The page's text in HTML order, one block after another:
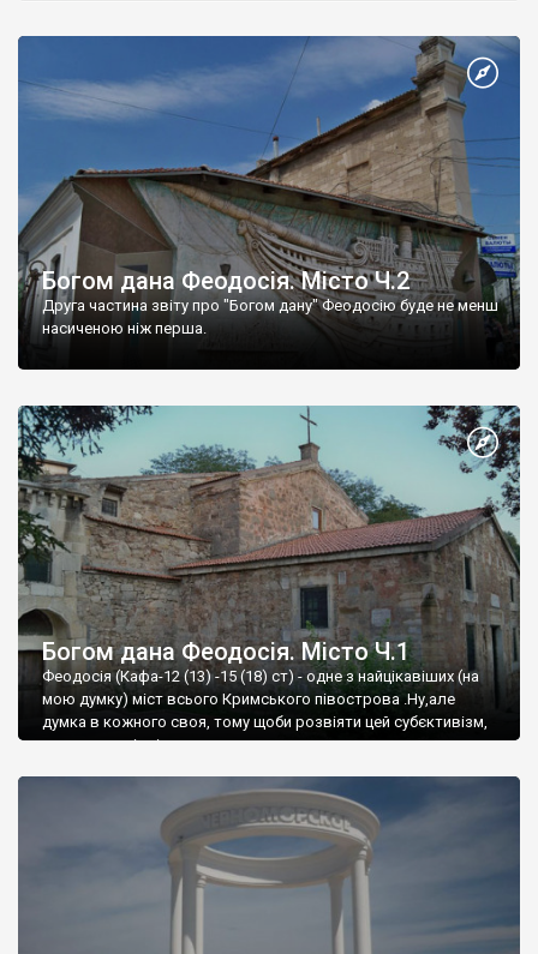
Богом дана Феодосія. Місто Ч.2
Друга частина звіту про "Богом дану" Феодосію буде не менш
насиченою ніж перша.
Богом дана Феодосія. Місто Ч.1
Феодосія (Кафа-12 (13) -15 (18) ст) - одне з найцікавіших (на
мою думку) міст всього Кримського півострова .Ну,але
думка в кожного своя, тому щоби розвіяти цей субєктивізм,
запрошую відвідати це